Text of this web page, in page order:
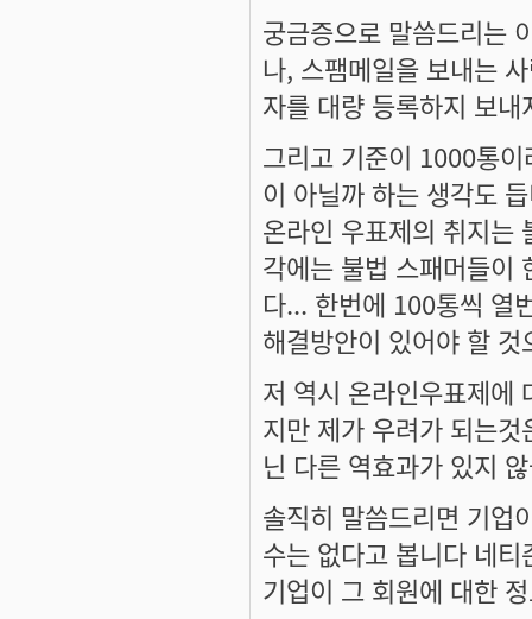
궁금증으로 말씀드리는
나, 스팸메일을 보내는
자를 대량 등록하지 보
그리고 기준이 1000통
이 아닐까 하는 생각도
온라인 우표제의 취지는
각에는 불법 스패머들이
다... 한번에 100통씩 열
해결방안이 있어야 할
저 역시 온라인우표제에
지만 제가 우려가 되는
닌 다른 역효과가 있지
솔직히 말씀드리면 기업
수는 없다고 봅니다 네
기업이 그 회원에 대한